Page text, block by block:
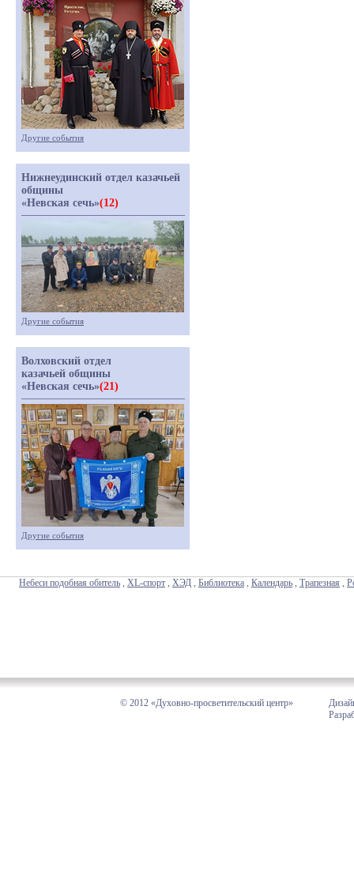
Другие события
Нижнеудинский отдел казачьей
общины
«Невская сечь»(12)
Другие события
Волховский отдел
казачьей общины
«Невская сечь»(21)
Другие события
Небеси подобная обитель , XL-спорт , ХЭД , Библиотека , Календарь , Трапезная ,
© 2012 «Духовно-просветительский центр»